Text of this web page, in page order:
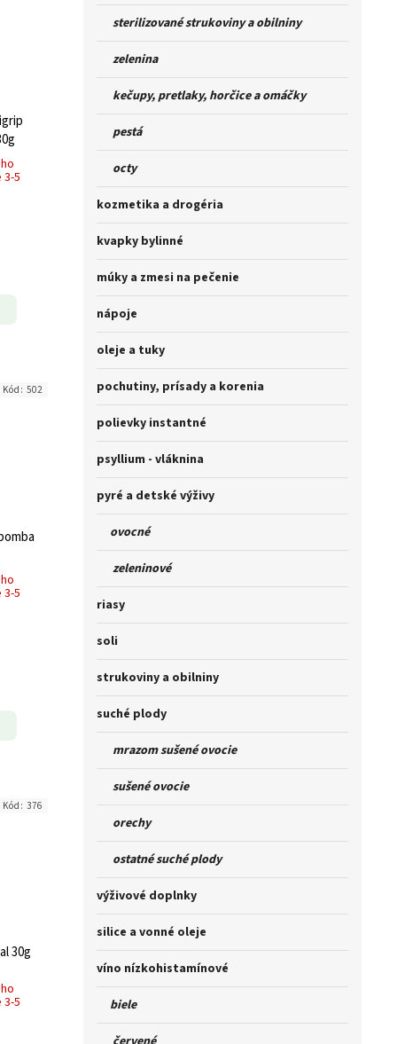
sterilizované strukoviny a obilniny
zelenina
kečupy, pretlaky, horčice a omáčky
pestá
octy
kozmetika a drogéria
kvapky bylinné
múky a zmesi na pečenie
nápoje
oleje a tuky
pochutiny, prísady a korenia
polievky instantné
psyllium - vláknina
pyré a detské výživy
ovocné
zeleninové
riasy
soli
strukoviny a obilniny
suché plody
mrazom sušené ovocie
sušené ovocie
orechy
ostatné suché plody
výživové doplnky
silice a vonné oleje
víno nízkohistamínové
biele
5
5
Kód: 502
30g
5
Kód: 376